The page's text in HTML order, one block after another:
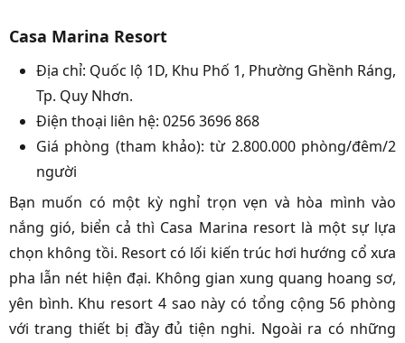
Casa Marina Resort
Địa chỉ: Quốc lộ 1D, Khu Phố 1, Phường Ghềnh Ráng,
Tp. Quy Nhơn.
Điện thoại liên hệ: 0256 3696 868
Giá phòng (tham khảo): từ 2.800.000 phòng/đêm/2
người
Bạn muốn có một kỳ nghỉ trọn vẹn và hòa mình vào
nắng gió, biển cả thì Casa Marina resort là một sự lựa
chọn không tồi. Resort có lối kiến trúc hơi hướng cổ xưa
pha lẫn nét hiện đại. Không gian xung quang hoang sơ,
yên bình. Khu resort 4 sao này có tổng cộng 56 phòng
với trang thiết bị đầy đủ tiện nghi. Ngoài ra có những